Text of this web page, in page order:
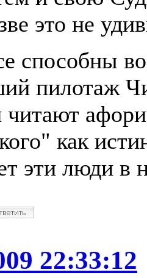
это не
способны
пилотаж
как
эти люди в
22:33:12